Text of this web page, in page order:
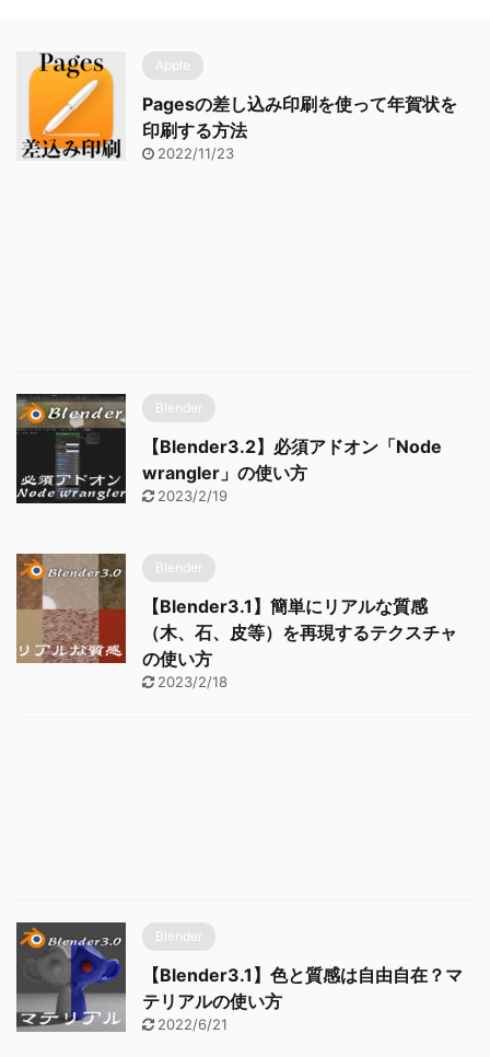
Apple
Pagesの差し込み印刷を使って年賀状を
印刷する方法
2022/11/23
Blender
【Blender3.2】必須アドオン「Node
wrangler」の使い方
2023/2/19
Blender
【Blender3.1】簡単にリアルな質感
（木、石、皮等）を再現するテクスチャ
の使い方
2023/2/18
Blender
【Blender3.1】色と質感は自由自在？マ
テリアルの使い方
2022/6/21